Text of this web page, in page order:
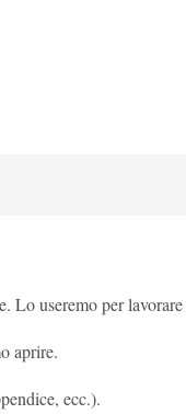
Lo useremo per
aprire.
ecc.).